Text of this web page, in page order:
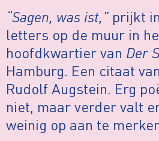
“Sagen, was ist,” prijkt
letters op de muur in
hoofdkwartier van Der
Hamburg. Een citaat
Rudolf Augstein. Erg
niet, maar verder valt
weinig op aan te